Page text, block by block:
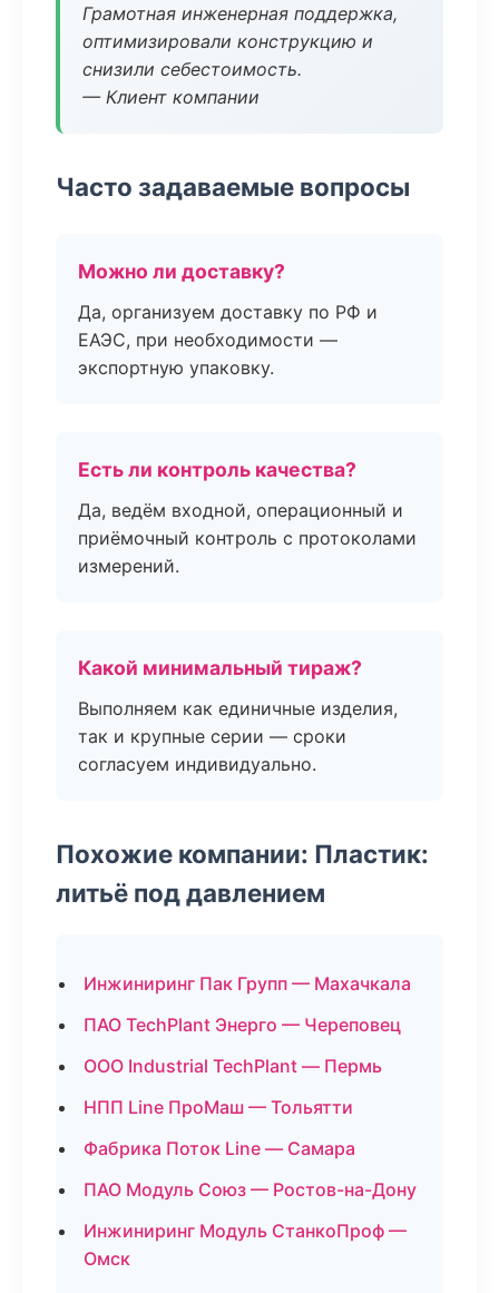
Грамотная инженерная поддержка,
оптимизировали конструкцию и
снизили себестоимость.
— Клиент компании
Часто задаваемые вопросы
Можно ли доставку?
Да, организуем доставку по РФ и
ЕАЭС, при необходимости —
экспортную упаковку.
Есть ли контроль качества?
Да, ведём входной, операционный и
приёмочный контроль с протоколами
измерений.
Какой минимальный тираж?
Выполняем как единичные изделия,
так и крупные серии — сроки
согласуем индивидуально.
Похожие компании: Пластик:
литьё под давлением
Инжиниринг Пак Групп — Махачкала
ПАО TechPlant Энерго — Череповец
ООО Industrial TechPlant — Пермь
НПП Line ПроМаш — Тольятти
Фабрика Поток Line — Самара
ПАО Модуль Союз — Ростов-на-Дону
Инжиниринг Модуль СтанкоПроф —
Омск